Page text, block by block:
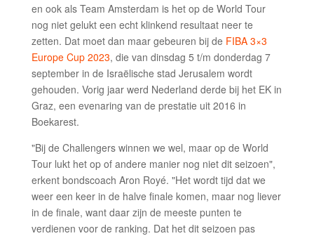
en ook als Team Amsterdam is het op de World Tour
nog niet gelukt een echt klinkend resultaat neer te
zetten. Dat moet dan maar gebeuren bij de FIBA 3×3
Europe Cup 2023, die van dinsdag 5 t/m donderdag 7
september in de Israëlische stad Jerusalem wordt
gehouden. Vorig jaar werd Nederland derde bij het EK in
Graz, een evenaring van de prestatie uit 2016 in
Boekarest.
"Bij de Challengers winnen we wel, maar op de World
Tour lukt het op of andere manier nog niet dit seizoen",
erkent bondscoach Aron Royé. "Het wordt tijd dat we
weer een keer in de halve finale komen, maar nog liever
in de finale, want daar zijn de meeste punten te
verdienen voor de ranking. Dat het dit seizoen pas